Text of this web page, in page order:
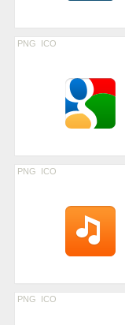
PNG ICO
PNG ICO
PNG ICO